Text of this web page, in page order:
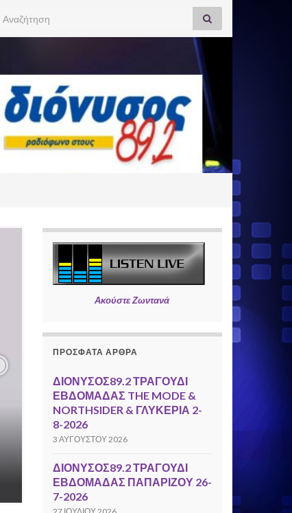
Search for:
Ακούστε Ζωντανά
ΠΡΌΣΦΑΤΑ ΆΡΘΡΑ
ΔΙΟΝΥΣΟΣ89.2 ΤΡΑΓΟΥΔΙ
ΕΒΔΟΜΑΔΑΣ THE MODE &
NORTHSIDER & ΓΛΥΚΕΡΙΑ 2-
8-2026
3 ΑΥΓΟΎΣΤΟΥ 2026
ΔΙΟΝΥΣΟΣ89.2 ΤΡΑΓΟΥΔΙ
ΕΒΔΟΜΑΔΑΣ ΠΑΠΑΡΙΖΟΥ 26-
7-2026